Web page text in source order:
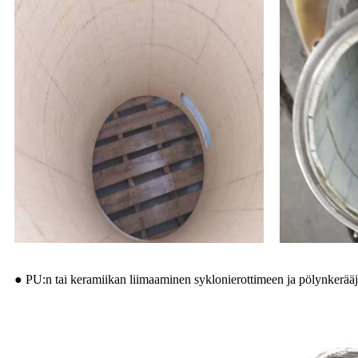
● PU:n tai keramiikan liimaaminen syklonierottimeen ja